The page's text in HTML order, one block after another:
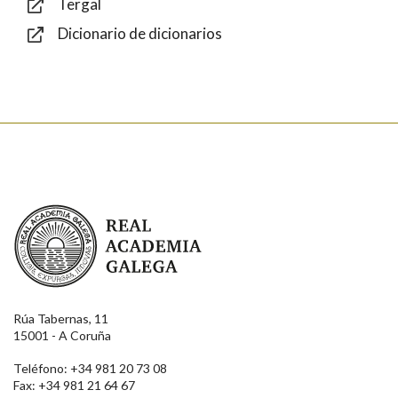
Tergal
Dicionario de dicionarios
Real Academia Galega
Rúa Tabernas, 11
15001 - A Coruña
Teléfono: +34 981 20 73 08
Fax: +34 981 21 64 67